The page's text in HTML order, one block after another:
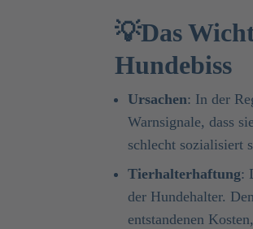
💡Das
Hundebiss
Ursachen: In der
Warnsignale, dass
schlecht sozialisiert
Tierhalterhaftung:
der Hundehalter.
entstandenen